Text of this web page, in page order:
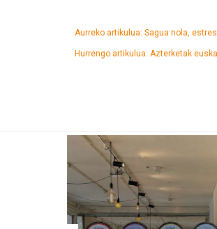
Aurreko artikulua: Sagua nola,
Hurrengo artikulua: Azterketak